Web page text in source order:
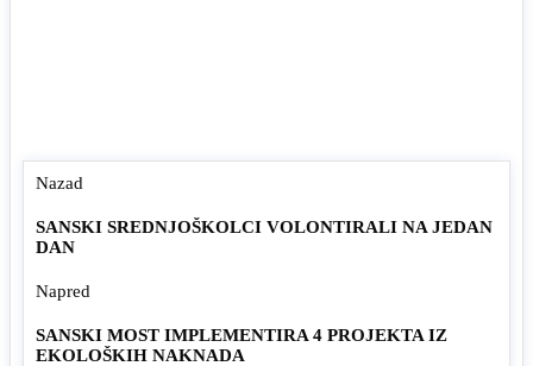
Nazad
SANSKI SREDNJOŠKOLCI VOLONTIRALI NA JEDAN
DAN
Napred
SANSKI MOST IMPLEMENTIRA 4 PROJEKTA IZ
EKOLOŠKIH NAKNADA